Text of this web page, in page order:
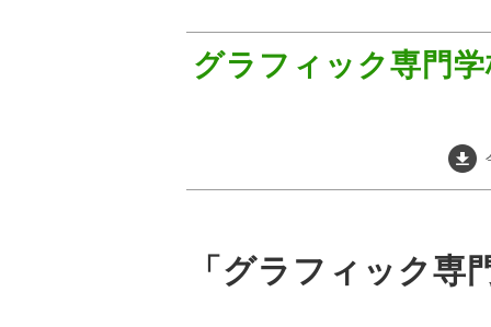
グラフィック専門
「グラフィック